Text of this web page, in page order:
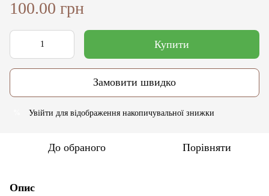
100.00 грн
Купити
Замовити швидко
Увійти для відображення накопичувальної знижки
До обраного Порівняти
Опис